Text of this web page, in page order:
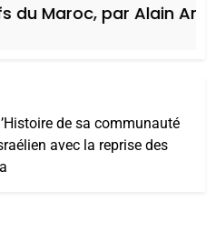
Maroc, par Alain Amiel
de sa communauté
avec la reprise des